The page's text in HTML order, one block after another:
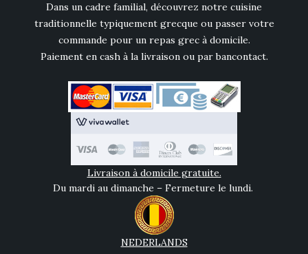
Dans un cadre familial, découvrez notre cuisine
traditionnelle typiquement grecque ou passer votre
commande pour un repas grec à domicile.
Paiement en cash à la livraison ou par bancontact.
Livraison à domicile gratuite.
Du mardi au dimanche – Fermeture le lundi.
NEDERLANDS